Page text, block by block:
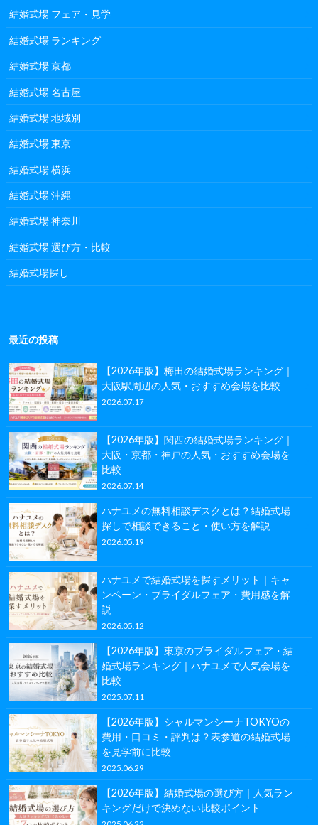
結婚式場 フェア・見学
結婚式場 ランキング
結婚式場 京都
結婚式場 名古屋
結婚式場 地域別
結婚式場 東京
結婚式場 横浜
結婚式場 沖縄
結婚式場 神奈川
結婚式場 選び方・比較
結婚式場探し
最近の投稿
【2026年版】梅田の結婚式場ランキング｜
大阪駅周辺の人気・おすすめ会場を比較
2026.07.17
【2026年版】関西の結婚式場ランキング｜
大阪・京都・神戸の人気・おすすめ会場を
比較
2026.07.14
ハナユメの無料相談デスクとは？結婚式場
探しで相談できること・使い方を解説
2026.05.19
ハナユメで結婚式場を探すメリット｜キャ
ンペーン・ブライダルフェア・費用感を解
説
2026.05.12
【2026年版】東京のブライダルフェア・結
婚式場ランキング｜ハナユメで人気会場を
比較
2025.07.11
【2026年版】シャルマンシーナTOKYOの
費用・口コミ・評判は？表参道の結婚式場
を見学前に比較
2025.06.29
【2026年版】結婚式場の選び方｜人気ラン
キングだけで決めない比較ポイント